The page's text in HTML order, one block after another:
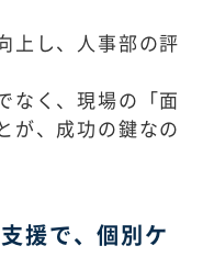
上し、人事部の評
なく、現場の「面
が、成功の鍵なの
援で、個別ケ